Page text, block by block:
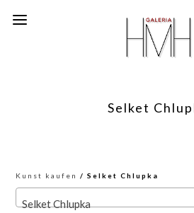
Selket
Kunst kaufen / Selket Chlupka
Selket Chlupka